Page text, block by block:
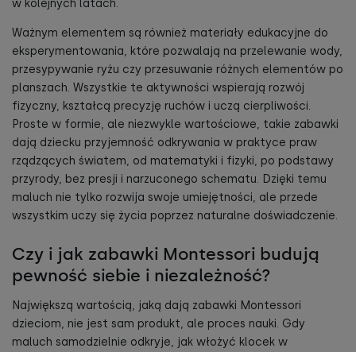
w kolejnych latach.
Ważnym elementem są również materiały edukacyjne do
eksperymentowania, które pozwalają na przelewanie wody,
przesypywanie ryżu czy przesuwanie różnych elementów po
planszach. Wszystkie te aktywności wspierają rozwój
fizyczny, kształcą precyzję ruchów i uczą cierpliwości.
Proste w formie, ale niezwykle wartościowe, takie zabawki
dają dziecku przyjemność odkrywania w praktyce praw
rządzących światem, od matematyki i fizyki, po podstawy
przyrody, bez presji i narzuconego schematu. Dzięki temu
maluch nie tylko rozwija swoje umiejętności, ale przede
wszystkim uczy się życia poprzez naturalne doświadczenie.
Czy i jak zabawki Montessori budują
pewność siebie i niezależność?
Największą wartością, jaką dają zabawki Montessori
dzieciom, nie jest sam produkt, ale proces nauki. Gdy
maluch samodzielnie odkryje, jak włożyć klocek w